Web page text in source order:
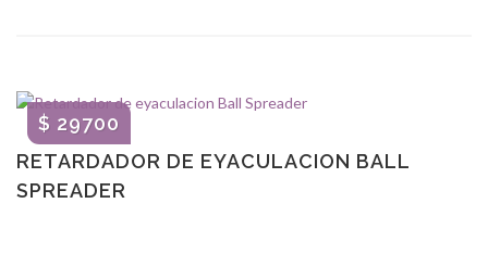
RETARDADOR DE EYACULACION BALL
SPREADER
$ 29700